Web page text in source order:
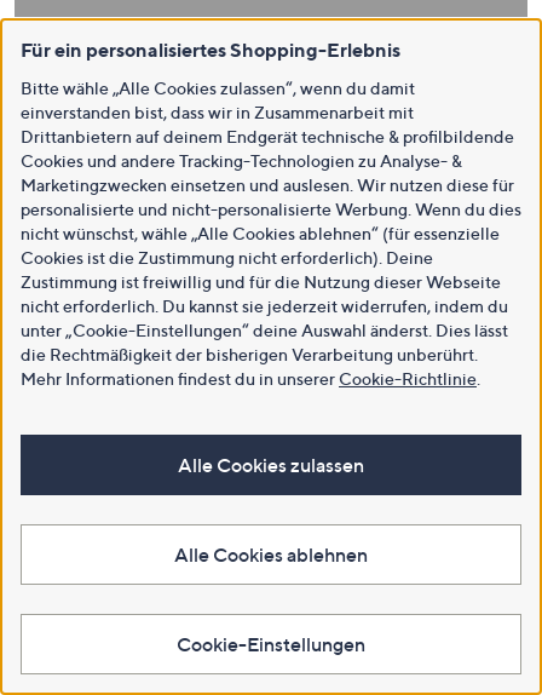
Für ein personalisiertes Shopping-Erlebnis
Bitte wähle „Alle Cookies zulassen“, wenn du damit
einverstanden bist, dass wir in Zusammenarbeit mit
Drittanbietern auf deinem Endgerät technische & profilbildende
Cookies und andere Tracking-Technologien zu Analyse- &
Marketingzwecken einsetzen und auslesen. Wir nutzen diese für
personalisierte und nicht-personalisierte Werbung. Wenn du dies
nicht wünschst, wähle „Alle Cookies ablehnen“ (für essenzielle
Cookies ist die Zustimmung nicht erforderlich). Deine
Zustimmung ist freiwillig und für die Nutzung dieser Webseite
nicht erforderlich. Du kannst sie jederzeit widerrufen, indem du
unter „Cookie-Einstellungen“ deine Auswahl änderst. Dies lässt
die Rechtmäßigkeit der bisherigen Verarbeitung unberührt.
Mehr Informationen findest du in unsererCookie-Richtlinie
Alle Cookies zulassen
Alle Cookies ablehnen
Cookie-Einstellungen